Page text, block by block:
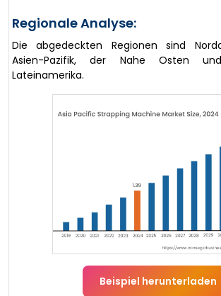
Regionale Analyse:
Die abgedeckten Regionen sind
Asien-Pazifik, der Nahe Osten
Lateinamerika.
Beispiel herunterladen